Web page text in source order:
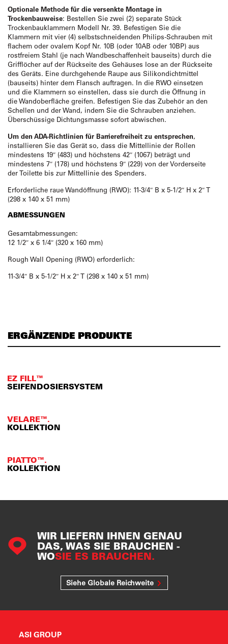
Optionale Methode für die versenkte Montage in
Trockenbauweise: Bestellen Sie zwei (2) separate Stück
Trockenbauklammern Modell Nr. 39. Befestigen Sie die
Klammern mit vier (4) selbstschneidenden Philips-Schrauben mit
flachem oder ovalem Kopf Nr. 10B (oder 10AB oder 10BP) aus
rostfreiem Stahl (je nach Wandbeschaffenheit bauseits) durch die
Grifflöcher auf der Rückseite des Gehäuses lose an der Rückseite
des Geräts. Eine durchgehende Raupe aus Silikondichtmittel
(bauseits) hinter dem Flansch auftragen. In die RWO einsetzen
und die Klammern so einstellen, dass sie durch die Öffnung in
die Wandoberfläche greifen. Befestigen Sie das Zubehör an den
Schellen und der Wand, indem Sie die Schrauben anziehen.
Überschüssige Dichtungsmasse sofort abwischen.
Um den ADA-Richtlinien für Barrierefreiheit zu entsprechen,
installieren Sie das Gerät so, dass die Mittellinie der Rollen
mindestens 19″ (483) und höchstens 42″ (1067) beträgt und
mindestens 7″ (178) und höchstens 9″ (229) von der Vorderseite
der Toilette bis zur Mittellinie des Spenders.
Erforderliche raue Wandöffnung (RWO): 11-3/4″ B x 5-1/2″ H x 2″ T
(298 x 140 x 51 mm)
ABMESSUNGEN
Gesamtabmessungen:
12 1/2″ x 6 1/4″ (320 x 160 mm)
Rough Wall Opening (RWO) erforderlich:
11-3/4″ B x 5-1/2″ H x 2″ T (298 x 140 x 51 mm)
ERGÄNZENDE PRODUKTE
EZ FILL™
SEIFENDOSIERSYSTEM
VELARE™.
KOLLEKTION
PIATTO™.
KOLLEKTION
WIR LIEFERN IHNEN GENAU
DAS, WAS SIE BRAUCHEN -
WOSIE ES BRAUCHEN.
Siehe Globale Reichweite
ASI GROUP